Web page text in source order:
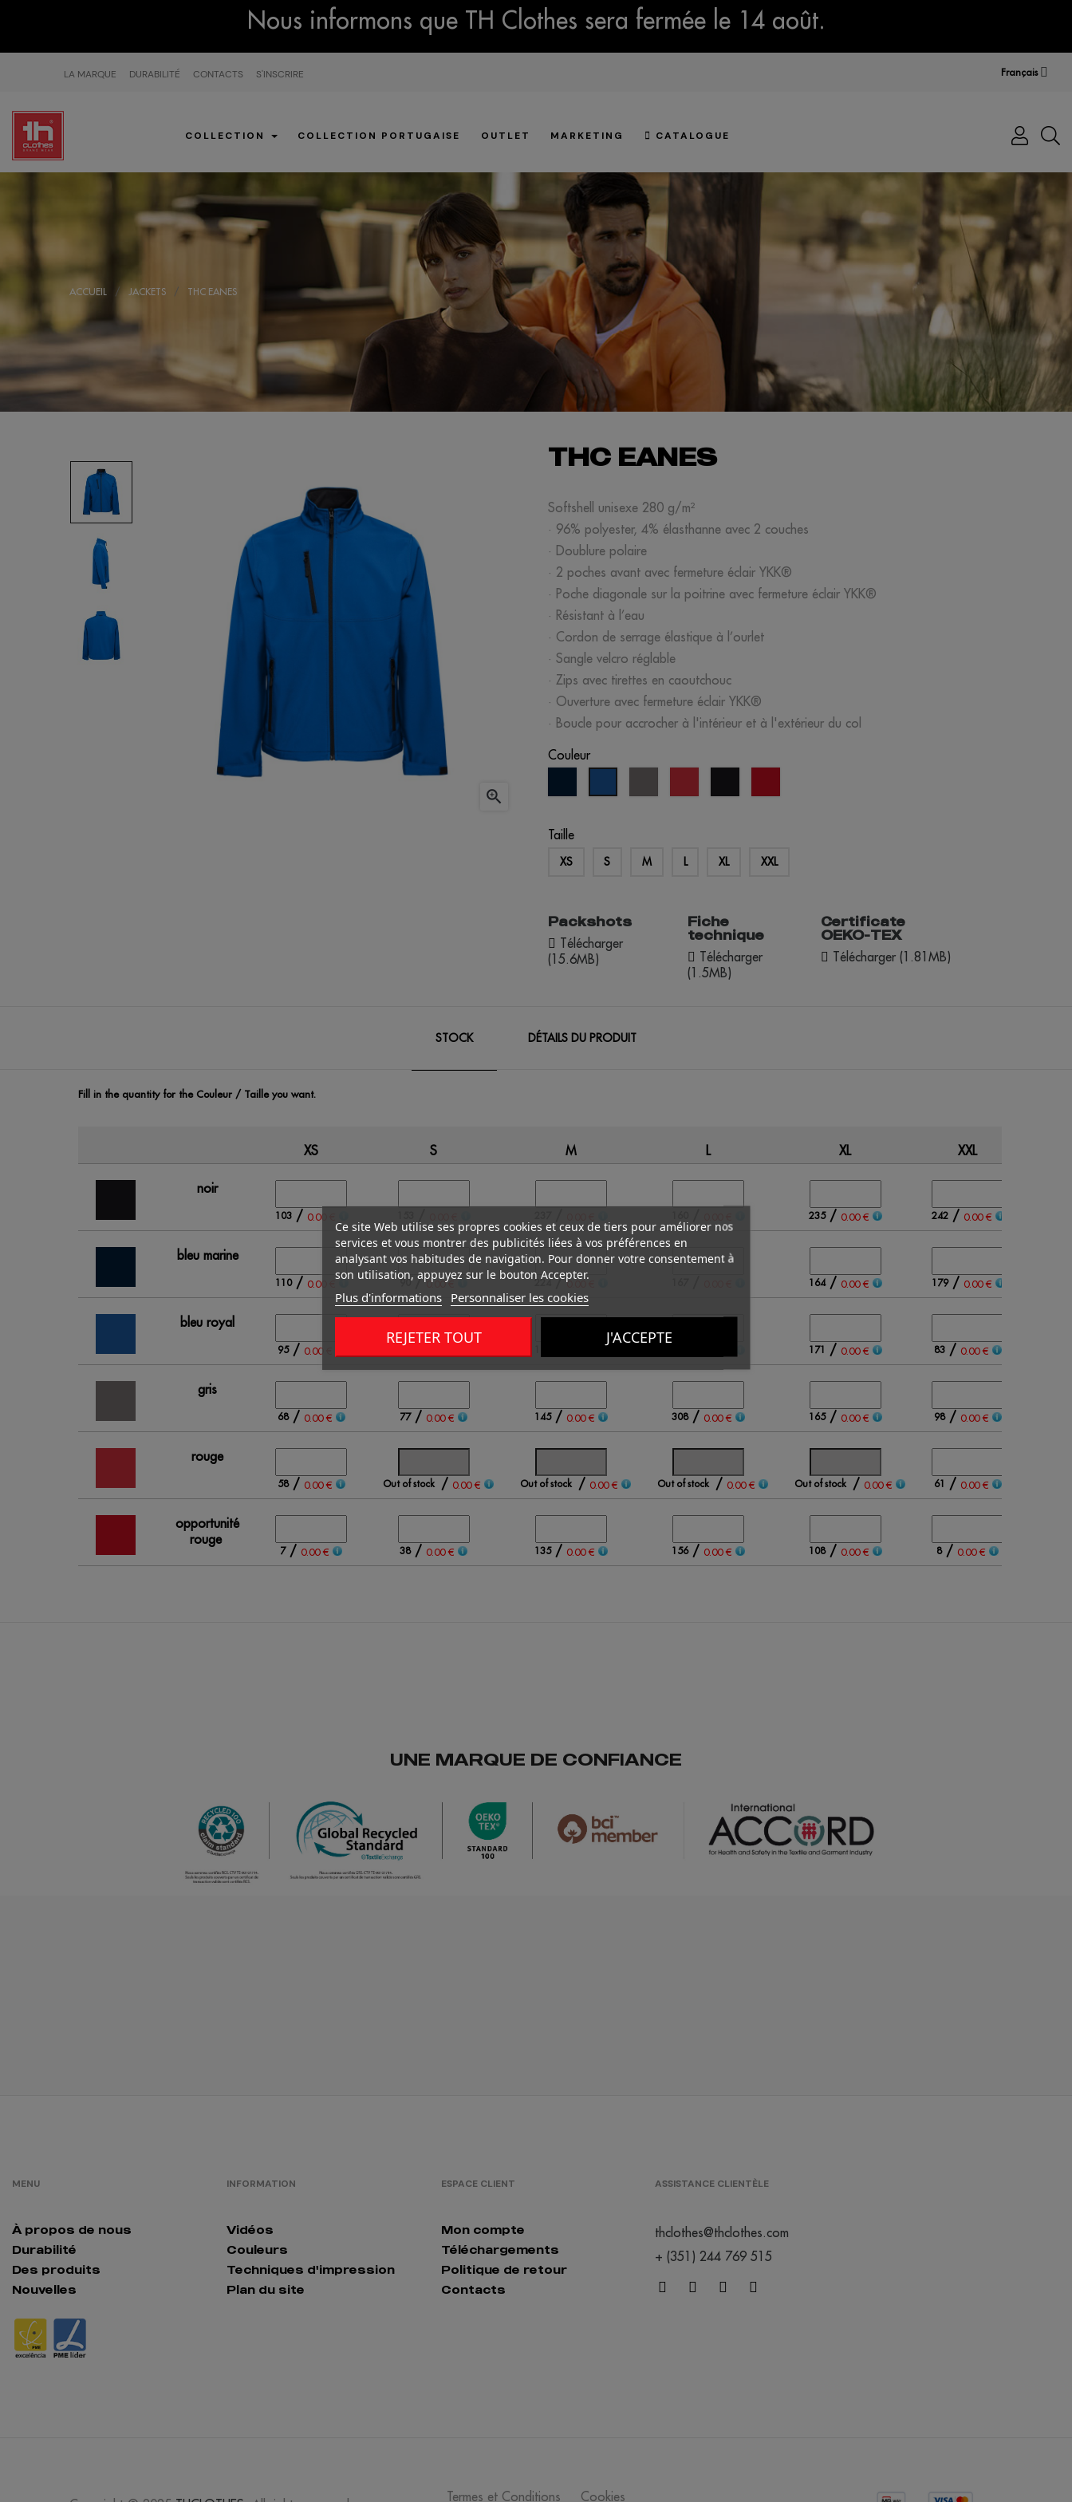
Nous informons que TH Clothes sera fermée le 14 août.
LA MARQUE DURABILITÉ CONTACTS S'INSCRIRE Français
COLLECTION COLLECTION PORTUGAISE OUTLET MARKETING CATALOGUE
ACCUEIL JACKETS THC EANES

THC EANES
Softshell unisexe 280 g/m²
· 96% polyester, 4% élasthanne avec 2 couches
· Doublure polaire
· 2 poches avant avec fermeture éclair YKK®
· Poche diagonale sur la poitrine avec fermeture éclair YKK®
· Résistant à l’eau
· Cordon de serrage élastique à l’ourlet
· Sangle velcro réglable
· Zips avec tirettes en caoutchouc
· Ouverture avec fermeture éclair YKK®
· Boucle pour accrocher à l'intérieur et à l'extérieur du col
Couleur
marine royal
Taille
XS S M L XL XXL
Packshots
Télécharger
(15.6MB)
Fiche
technique
Télécharger
(1.5MB)
Certificate
OEKO-TEX
Télécharger (1.81MB)
STOCK DÉTAILS DU PRODUIT
Fill in the quantity for the Couleur / Taille you want.
XS S M L XL XXL
noir
103 / 0.00 € 235/ 0.00 € 242 / 0.00 €
bleu marine
110/ 0.00 € 90/ 0.00 € 224/0.00 € 164/ 0.00 € 179/ 0.00 €
bleu royal
95/ 0.00 € 88 171 / 0.00 € 83/ 0.00 €
gris
68/ 0.00 € 77/ 0.00 € 145/ 0.00 € 308/ 0.00 € 165/ 0.00 € 98/ 0.00 €
rouge
58/ 0.00 € Out of stock / 0.00 € Out of stock / 0.00 € Out of stock / 0.00 € Out of stock / 0.00 € 61 / 0.00 €
opportunité
rouge
7/ 0.00 € 38/ 0.00 € 135/ 0.00 € 156/ 0.00 € 108/ 0.00 € 8/ 0.00 €
UNE MARQUE DE CONFIANCE
MENU
À propos de nous
Durabilité
Des produits
Nouvelles
INFORMATION
Vidéos
Couleurs
Techniques d'impression
Plan du site
ESPACE CLIENT
Mon compte
Téléchargements
Politique de retour
Contacts
ASSISTANCE CLIENTÈLE
thclothes@thclothes.com
+ (351) 244 769 515
Ce site Web utilise ses propres cookies et ceux de tiers pour améliorer nos
services et vous montrer des publicités liées à vos préférences en
analysant vos habitudes de navigation. Pour donner votre consentement à
son utilisation, appuyez sur le bouton Accepter.
Plus d'informations Personnaliser les cookies
REJETER TOUT J'ACCEPTE
Termes et Conditions Cookies